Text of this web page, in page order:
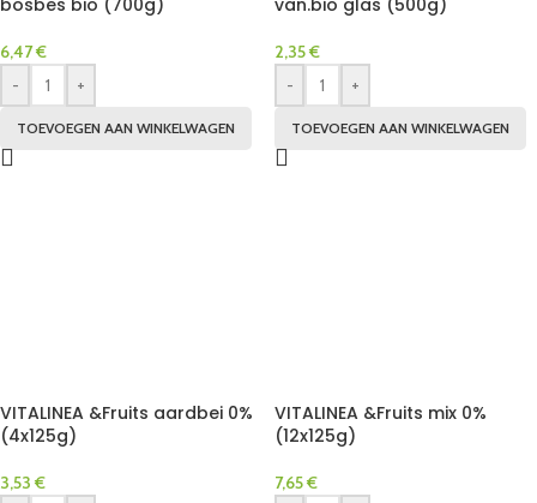
bosbes bio (700g)
6,47€
-
+
TOEVOEGEN AAN WINKELWAGEN
van.bio glas (500g)
2,35€
-
+
TOEVOEGEN AAN WINKELWAGEN
VITALINEA &Fruits aardbei 0%
(4x125g)
3,53 €
VITALINEA &Fruits mix 0%
(12x125g)
7,65€